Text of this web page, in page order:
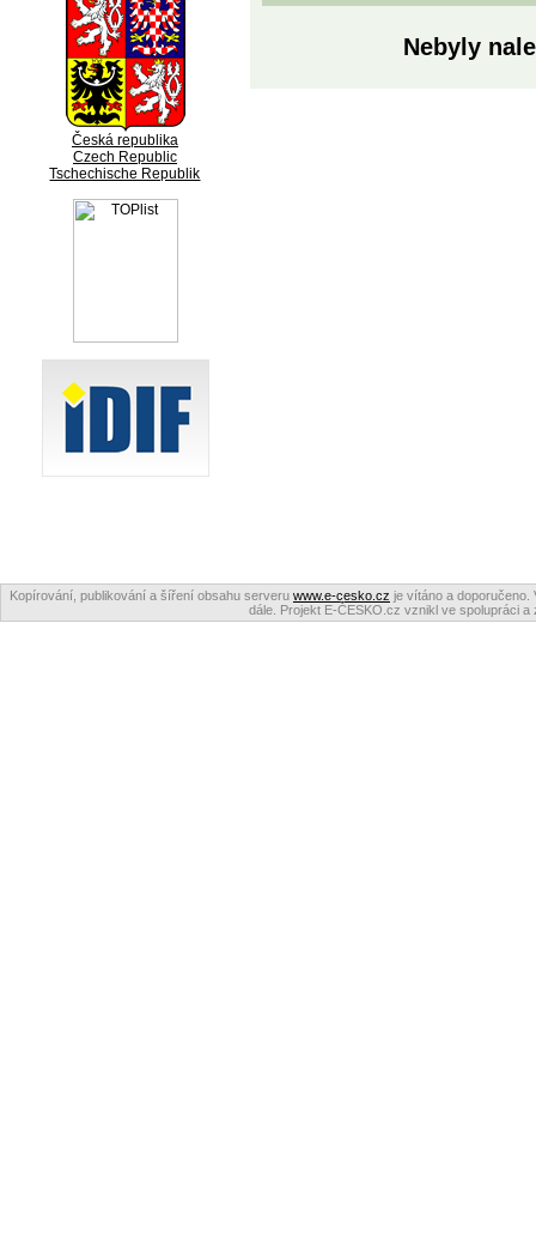
Česká republika
Czech Republic
Tschechische Republik
Nebyly
Kopírování, publikování a šíření obsahu serveru www.e-cesko.cz je vítáno a doporučeno.
dále. Projekt E-ČESKO.cz vznikl ve spolupráci